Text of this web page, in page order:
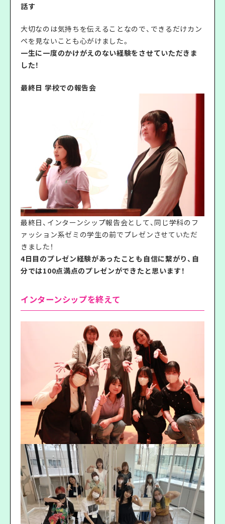
話す
大切なのは気持ちを伝えることなので、できるだけカン
ペを見ないことも心がけました。
一生に一度のかけがえのない経験をさせていただきま
した！
最終日 学校での報告会
最終日、インターンシップ報告会として、同じ学科のフ
ァッション系ゼミの学生の前でプレゼンさせていただ
きました！
4日目のプレゼン経験があったことも自信に繋がり、自
分では100点満点のプレゼンができたと思います！
インターンシップを終えて